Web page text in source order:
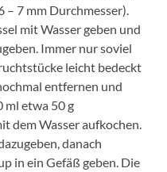
– 7 mm Durchmesser).
mit Wasser geben und
Immer nur soviel
leicht bedeckt
entfernen und
ml etwa 50 g
dem Wasser aufkochen.
danach
in ein Gefäß geben. Die